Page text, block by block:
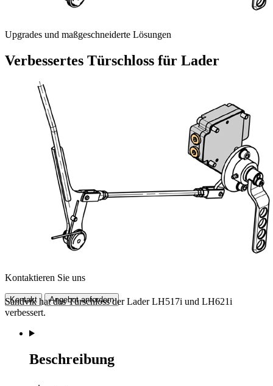
Upgrades und maßgeschneiderte Lösungen
Verbessertes Türschloss für Lader
Kontaktieren Sie uns
Kontakt Angebot anfordern
Sandvik hat das Türschloss der Lader LH517i und LH621i
verbessert.
Beschreibung